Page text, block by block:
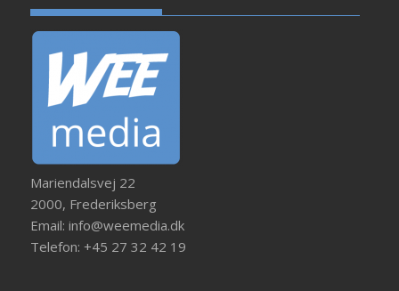
Mariendalsvej 22
2000, Frederiksberg
Email: info@weemedia.dk
Telefon: +45 27 32 42 19